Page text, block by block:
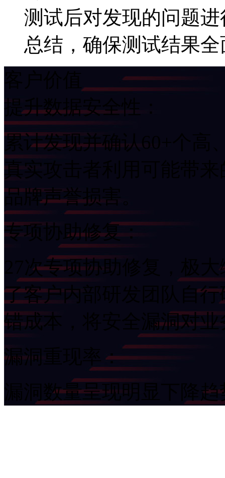
测试后对发现的问题进行小
总结，确保测试结果全面
提升数据安全性：
累计发现并确认60+个高
真实攻击者利用可能带
品牌声誉损害。
专项协助修复：
27次专项协助修复，
了客户内部研发团队自
错成本，将安全
漏洞重现率：
漏洞数量呈现明显下降趋势